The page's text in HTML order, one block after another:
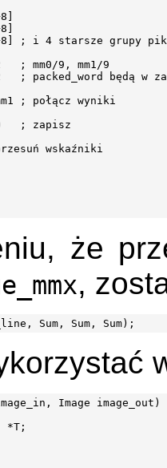
; i 4 starsze grupy
; mm0/9, mm1/9
; packed_word będą w
; połącz wyniki
; zapisz
wskaźniki
że
,
Image image_out)
*T;